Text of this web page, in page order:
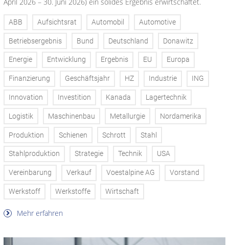
ABB Aufsichtsrat Automobil Automotive
Betriebsergebnis Bund Deutschland Donawitz
Energie Entwicklung Ergebnis EU Europa
Finanzierung Geschäftsjahr HZ Industrie ING
Innovation Investition Kanada Lagertechnik
Logistik Maschinenbau Metallurgie Nordamerika
Produktion Schienen Schrott Stahl
Stahlproduktion Strategie Technik USA
Vereinbarung Verkauf Voestalpine AG Vorstand
Werkstoff Werkstoffe Wirtschaft
Mehr erfahren